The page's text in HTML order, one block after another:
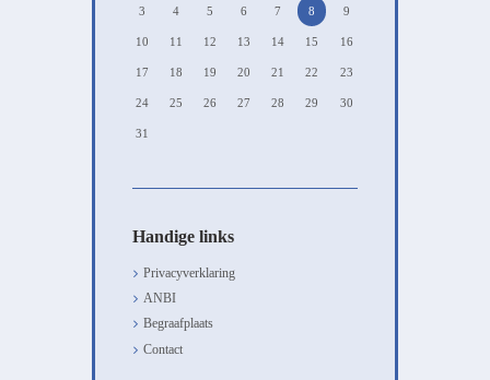
3 4 5 6 7 8 9
10 11 12 13 14 15 16
17 18 19 20 21 22 23
24 25 26 27 28 29 30
31
Handige links
Privacyverklaring
ANBI
Begraafplaats
Contact